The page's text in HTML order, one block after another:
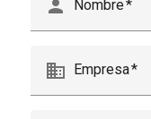
person Nombre
business Empresa